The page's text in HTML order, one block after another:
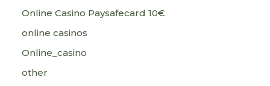
Online Casino Paysafecard 10€
online casinos
Online_casino
other